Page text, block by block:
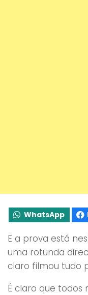
WhatsApp
E a prova está
uma rotunda
claro filmou tudo
É claro que todos